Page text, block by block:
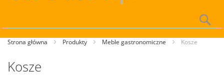
Strona główna Produkty Meble gastronomiczne Kosze
Kosze